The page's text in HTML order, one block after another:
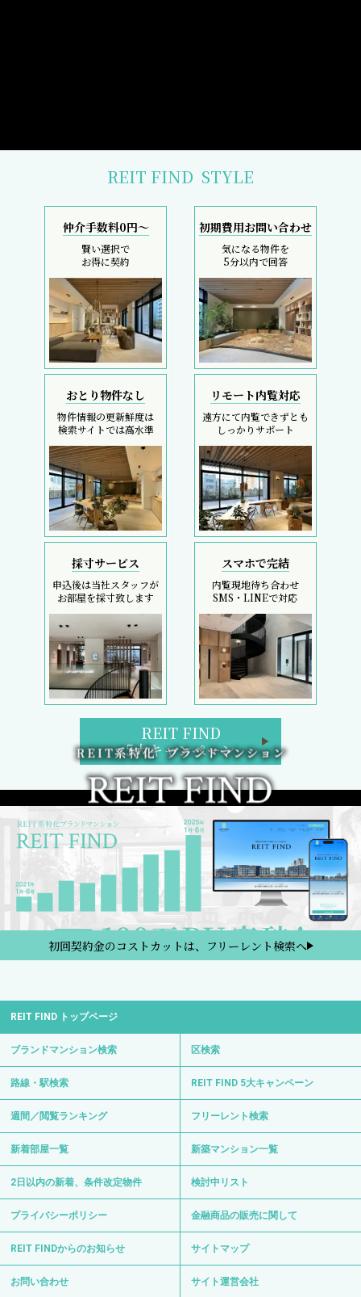
REIT FIND STYLE
仲介手数料0円～
賢い選択で
お得に契約
初期費用お問い合わせ
気になる物件を
5分以内で回答
おとり物件なし
物件情報の更新鮮度は
検索サイトでは高水準
リモート内覧対応
遠方にて内覧できずとも
しっかりサポート
採寸サービス
申込後は当社スタッフが
お部屋を採寸致します
スマホで完結
内覧現地待ち合わせ
SMS・LINEで対応
REIT FIND
5大キャンペーン
初回契約金のコストカットは、フリーレント検索へ
REIT FIND トップページ
ブランドマンション検索 区検索
路線・駅検索 REIT FIND 5大キャンペーン
週間／閲覧ランキング フリーレント検索
新着部屋一覧 新築マンション一覧
2日以内の新着、条件改定物件 検討中リスト
プライバシーポリシー 金融商品の販売に関して
REIT FINDからのお知らせ サイトマップ
お問い合わせ サイト運営会社